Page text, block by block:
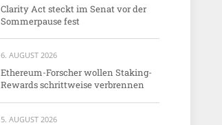
Clarity Act steckt im Senat vor der
Sommerpause fest
6. AUGUST 2026
Ethereum-Forscher wollen Staking-
Rewards schrittweise verbrennen
5. AUGUST 2026